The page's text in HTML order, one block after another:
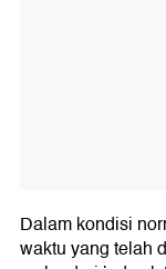
Dalam kondisi
waktu yang telah